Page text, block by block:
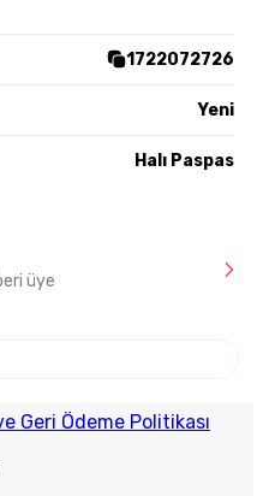
1722072726
Yeni
Halı Paspas
üye
Geri Ödeme Politikası